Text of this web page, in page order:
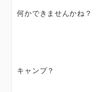
何かできませんかね？
キャンプ？